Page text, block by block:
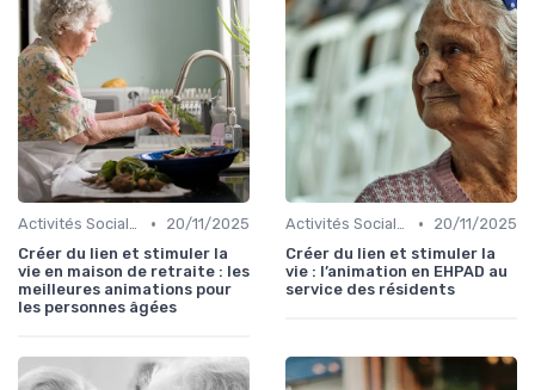
Activités Sociales et Loisirs •
20/11/2025
Créer du lien et stimuler la
vie en maison de retraite : les
meilleures animations pour
les personnes âgées
Activités Sociales et Loisirs •
20/11/2025
Créer du lien et stimuler la
vie : l’animation en EHPAD au
service des résidents